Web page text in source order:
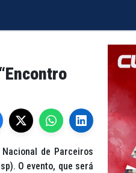
de Parceiros
O evento, que será